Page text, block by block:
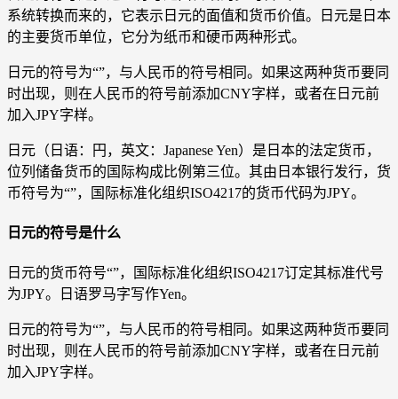
系统转换而来的，它表示日元的面值和货币价值。日元是日本
的主要货币单位，它分为纸币和硬币两种形式。
日元的符号为“”，与人民币的符号相同。如果这两种货币要同
时出现，则在人民币的符号前添加CNY字样，或者在日元前
加入JPY字样。
日元（日语：円，英文：Japanese Yen）是日本的法定货币，
位列储备货币的国际构成比例第三位。其由日本银行发行，货
币符号为“”，国际标准化组织ISO4217的货币代码为JPY。
日元的符号是什么
日元的货币符号“”，国际标准化组织ISO4217订定其标准代号
为JPY。日语罗马字写作Yen。
日元的符号为“”，与人民币的符号相同。如果这两种货币要同
时出现，则在人民币的符号前添加CNY字样，或者在日元前
加入JPY字样。